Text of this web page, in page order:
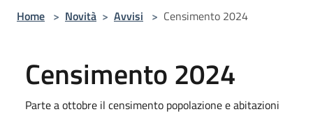
Home > Novità > Avvisi > Censimento 2024
Censimento 2024
Parte a ottobre il censimento popolazione e abitazioni